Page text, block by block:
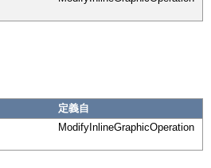
定義自
ModifyInlineGraphicOperation